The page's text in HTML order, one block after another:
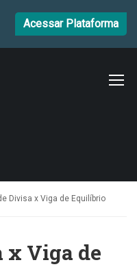
Acessar Plataforma
Divisa x Viga de Equilíbrio
x Viga de